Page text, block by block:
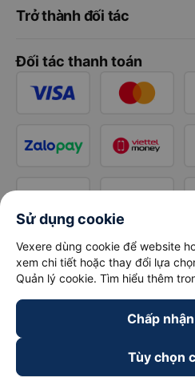
Trở thành đối tác
Đối tác thanh toán
Sử dụng cookie
Vexere dùng cookie để website
xem chi tiết hoặc thay đổi lựa
Quản lý cookie. Tìm hiểu thêm
Chấp
Tùy chọn